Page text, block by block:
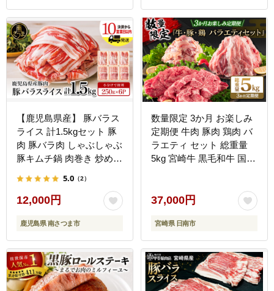
【鹿児島県産】 豚バラス
ライス 計1.5kgセット 豚
肉 豚バラ肉 しゃぶしゃぶ
豚キムチ鍋 肉巻き 炒め物
肉 国産 小分け パック 冷
凍 カミチク 南さつま市
5.0 （2）
12,000円
鹿児島県 南さつま市
数量限定 3か月 お楽しみ
定期便 牛肉 豚肉 鶏肉 バ
ラエティ セット 総重量
5kg 宮崎牛 黒毛和牛 国産
し 切身 焼肉 からあげ お
取り寄せ グルメ 小分け
真空パック おすそ分け 宮
崎県 日南市 送料無料
_FG13-26
37,000円
宮崎県 日南市